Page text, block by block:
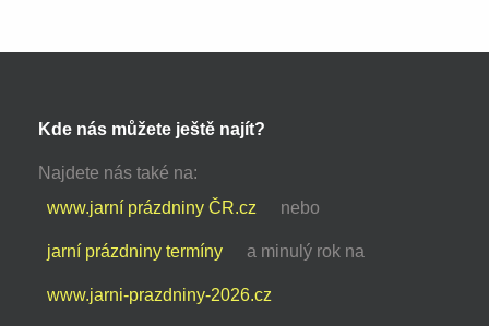
Kde nás můžete ještě najít?
Najdete nás také na:
www.jarní prázdniny ČR.cz
nebo
jarní prázdniny termíny a minulý rok na
www.jarni-prazdniny-2026.cz